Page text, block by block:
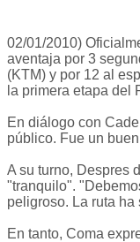
02/01/2010)
aventaja por 3
(KTM) y por 12 al
la primera etapa del
En diálogo con
público. Fue un
A su turno, Despres
"tranquilo".
peligroso. La ruta ha
En tanto, Coma